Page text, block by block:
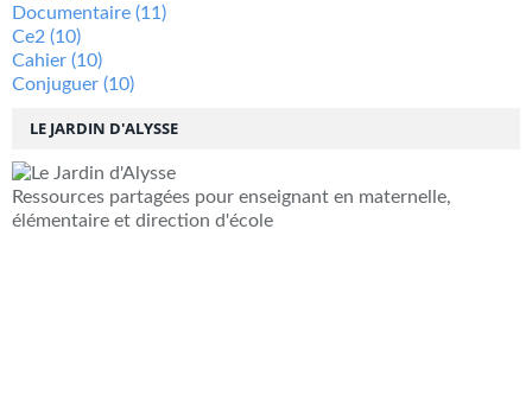
LE JARDIN D'ALYSSE
Ressources partagées pour enseignant en maternelle,
élémentaire et direction d'école
Documentaire (11)
Ce2 (10)
Cahier (10)
Conjuguer (10)